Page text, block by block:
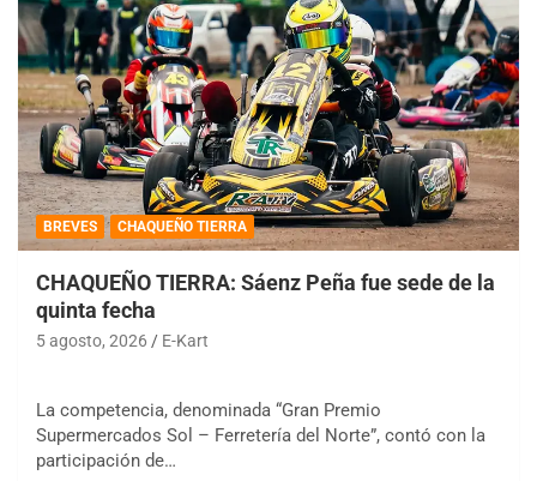
BREVES CHAQUEÑO TIERRA
CHAQUEÑO TIERRA: Sáenz Peña fue sede de la
quinta fecha
5 agosto, 2026 E-Kart
La competencia, denominada “Gran Premio
Supermercados Sol – Ferretería del Norte”, contó con la
participación de…